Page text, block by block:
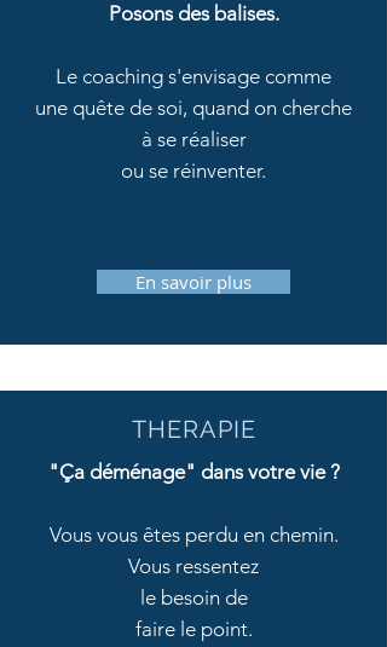
Posons des balises.
Le coaching s'envisage comme
une quête de soi, quand on cherche
à se réaliser
ou se réinventer.
En savoir plus
THERAPIE
"Ça déménage" dans votre vie ?
Vous vous êtes perdu en chemin.
Vous ressentez
le besoin de
faire le point.